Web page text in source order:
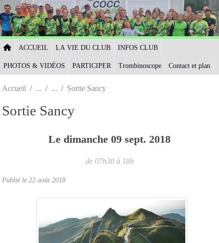
ACCUEIL LA VIE DU CLUB INFOS CLUB
PHOTOS & VIDÉOS PARTICIPER Trombinoscope Contact et plan
Accueil Sortie Sancy
Sortie Sancy
Le dimanche 09 sept. 2018
de 07h30 à 18h
Publié le 22 août 2018
Panneau de gestion des cookies